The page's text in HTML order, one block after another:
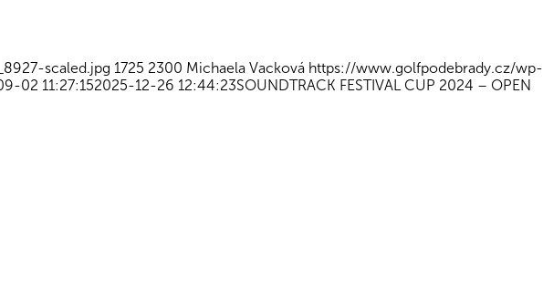
scaled.jpg 1725 2300 Michaela Vacková https://www.golfpodebrady.cz/wp-
02 11:27:152025-12-26 12:44:23SOUNDTRACK FESTIVAL CUP 2024 – OPEN